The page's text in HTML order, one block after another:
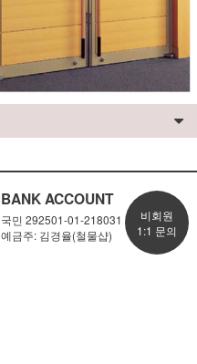
BANK ACCOUNT
국민 292501-01-218031
예금주: 김경율(철물샵)
비회원
1:1 문의